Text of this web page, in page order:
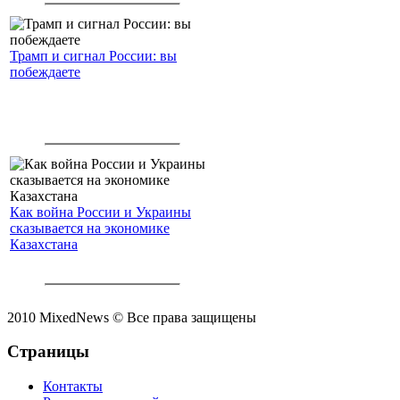
Трамп и сигнал России: вы
побеждаете
Как война России и Украины
сказывается на экономике
Казахстана
2010 MixedNews © Все права защищены
Страницы
Контакты